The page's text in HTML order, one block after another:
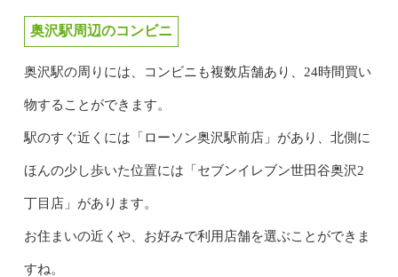
奥沢駅周辺のコンビニ
奥沢駅の周りには、コンビニも複数店舗あり、24時間買い
物することができます。
駅のすぐ近くには「ローソン奥沢駅前店」があり、北側に
ほんの少し歩いた位置には「セブンイレブン世田谷奥沢2
丁目店」があります。
お住まいの近くや、お好みで利用店舗を選ぶことができま
すね。